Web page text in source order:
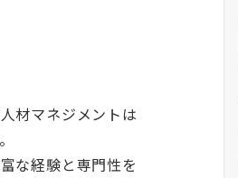
材マネジメントは
な経験と専門性を